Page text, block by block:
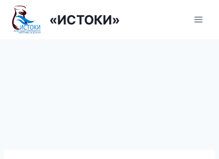
Перейти
содержанию
«ИСТОКИ»